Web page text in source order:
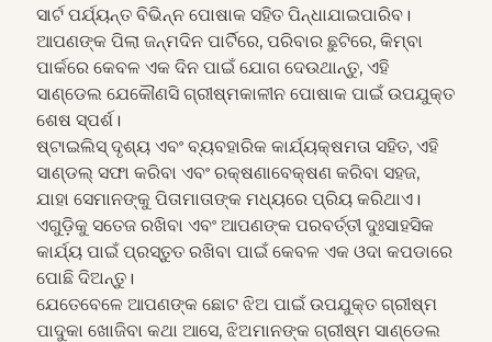
ସାର୍ଟ ପର୍ଯ୍ୟନ୍ତ ବିଭିନ୍ନ ପୋଷାକ ସହିତ ପିନ୍ଧାଯାଇପାରିବ।
ଆପଣଙ୍କ ପିଲା ଜନ୍ମଦିନ ପାର୍ଟିରେ, ପରିବାର ଛୁଟିରେ, କିମ୍ବା
ପାର୍କରେ କେବଳ ଏକ ଦିନ ପାଇଁ ଯୋଗ ଦେଉଥାନ୍ତୁ, ଏହି
ସାଣ୍ଡେଲ ଯେକୌଣସି ଗ୍ରୀଷ୍ମକାଳୀନ ପୋଷାକ ପାଇଁ ଉପଯୁକ୍ତ
ଶେଷ ସ୍ପର୍ଶ।
ଷ୍ଟାଇଲିସ୍ ଦୃଶ୍ୟ ଏବଂ ବ୍ୟବହାରିକ କାର୍ଯ୍ୟକ୍ଷମତା ସହିତ, ଏହି
ସାଣ୍ଡଲ୍ ସଫା କରିବା ଏବଂ ରକ୍ଷଣାବେକ୍ଷଣ କରିବା ସହଜ,
ଯାହା ସେମାନଙ୍କୁ ପିତାମାତାଙ୍କ ମଧ୍ୟରେ ପ୍ରିୟ କରିଥାଏ।
ଏଗୁଡ଼ିକୁ ସତେଜ ରଖିବା ଏବଂ ଆପଣଙ୍କ ପରବର୍ତ୍ତୀ ଦୁଃସାହସିକ
କାର୍ଯ୍ୟ ପାଇଁ ପ୍ରସ୍ତୁତ ରଖିବା ପାଇଁ କେବଳ ଏକ ଓଦା କପଡାରେ
ପୋଛି ଦିଅନ୍ତୁ।
ଯେତେବେଳେ ଆପଣଙ୍କ ଛୋଟ ଝିଅ ପାଇଁ ଉପଯୁକ୍ତ ଗ୍ରୀଷ୍ମ
ପାଦୁକା ଖୋଜିବା କଥା ଆସେ, ଝିଅମାନଙ୍କ ଗ୍ରୀଷ୍ମ ସାଣ୍ଡେଲ